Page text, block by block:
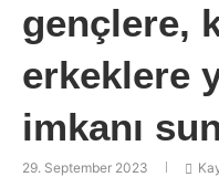
gençlere,
erkeklere
imkanı
29. September 2023